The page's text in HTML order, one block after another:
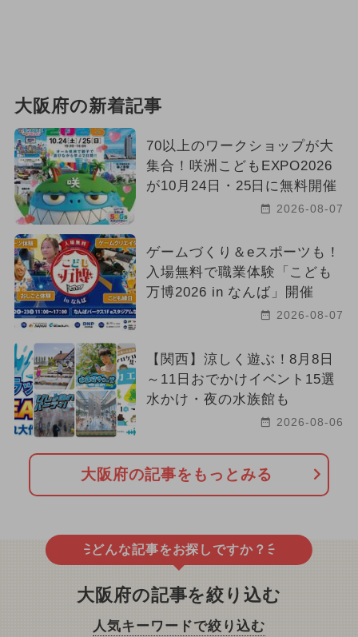
大阪府の新着記事
70以上のワークショップが大
集合！咲洲こどもEXPO2026
が10月24日・25日に無料開催
2026-08-07
ゲームづくり＆eスポーツも！
入場無料で職業体験「こども
万博2026 in なんば」開催
2026-08-07
【関西】涼しく遊ぶ！8月8日
～11日おでかけイベント15選
水かけ・夜の水族館も
2026-08-06
大阪府の記事をもっとみる
どんな記事をお探しですか？
大阪府の記事を絞り込む
人気キーワードで絞り込む